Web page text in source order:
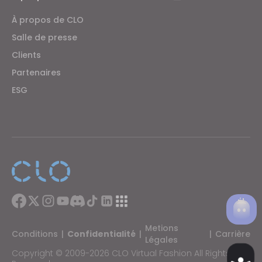
À propos de CLO
Salle de presse
Clients
Partenaires
ESG
Conditions | Confidentialité | Metions
Légales
| Carrière
Copyright © 2009-2026 CLO Virtual Fashion All Rights